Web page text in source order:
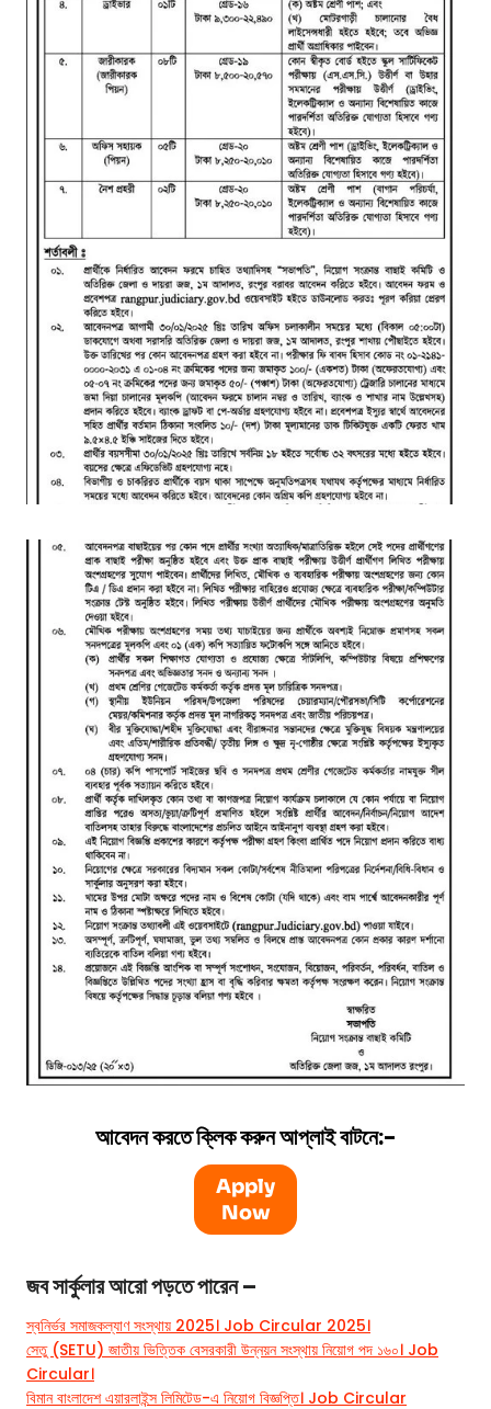
আবেদন করতে ক্লিক করুন আপ্লাই বাটনে:-
Apply
Now
জব সার্কুলার আরো পড়তে পারেন –
স্বনির্ভর সমাজকল্যাণ সংস্থায় 2025। Job Circular 2025।
সেতু (SETU) জাতীয় ভিত্তিক বেসরকারী উন্নয়ন সংস্থায় নিয়োগ পদ ১৬০। Job
Circular।
বিমান বাংলাদেশ এয়ারলাইন্স লিমিটেড-এ নিয়োগ বিজ্ঞপ্তি। Job Circular